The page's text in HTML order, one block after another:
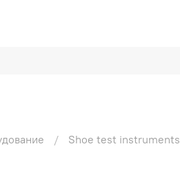
Shoe test instruments